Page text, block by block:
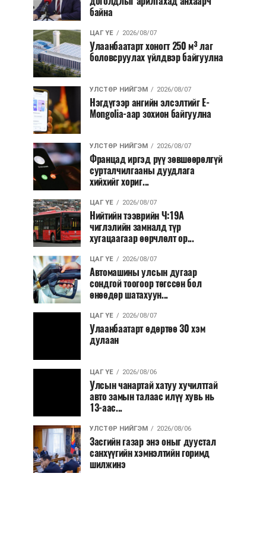
байна
ЦАГ ҮЕ 2026/08/07
Улаанбаатарт хоногт 250 м³ лаг
боловсруулах үйлдвэр байгуулна
УЛСТӨР НИЙГЭМ 2026/08/07
Нэгдүгээр ангийн элсэлтийг E-
Mongolia-аар зохион байгуулна
УЛСТӨР НИЙГЭМ 2026/08/07
Францад иргэд рүү зөвшөөрөлгүй
сурталчилгааны дуудлага
хийхийг хориг...
ЦАГ ҮЕ 2026/08/07
Нийтийн тээврийн Ч:19А
чиглэлийн замналд түр
хугацаагаар өөрчлөлт ор...
ЦАГ ҮЕ 2026/08/07
Автомашины улсын дугаар
сондгой тоогоор төгссөн бол
өнөөдөр шатахуун...
ЦАГ ҮЕ 2026/08/07
Улаанбаатарт өдөртөө 30 хэм
дулаан
ЦАГ ҮЕ 2026/08/06
Улсын чанартай хатуу хучилттай
авто замын талаас илүү хувь нь
13-аас...
УЛСТӨР НИЙГЭМ 2026/08/06
Засгийн газар энэ оныг дуустал
санхүүгийн хэмнэлтийн горимд
шилжинэ